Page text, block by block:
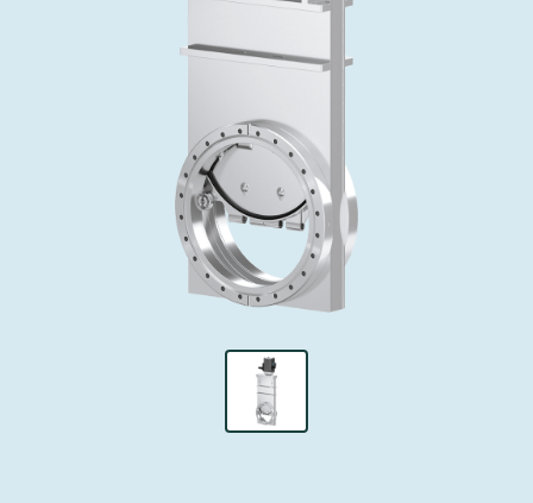
バキュームチェックバルブ
緊急遮断/ビームストッパーバルブ
真空オールメタルバルブ
真空トランスファーバルブ
真空トランスファードア